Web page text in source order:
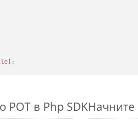
POT в Php SDKНачните